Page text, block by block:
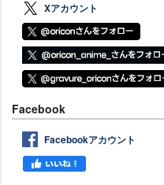
Xアカウント
Facebook
Facebookアカウント